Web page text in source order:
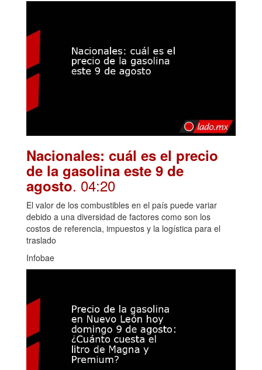
Nacionales: cuál es el precio
de la gasolina este 9 de
agosto. 04:20
El valor de los combustibles en el país puede variar
debido a una diversidad de factores como son los
costos de referencia, impuestos y la logística para el
traslado
Infobae